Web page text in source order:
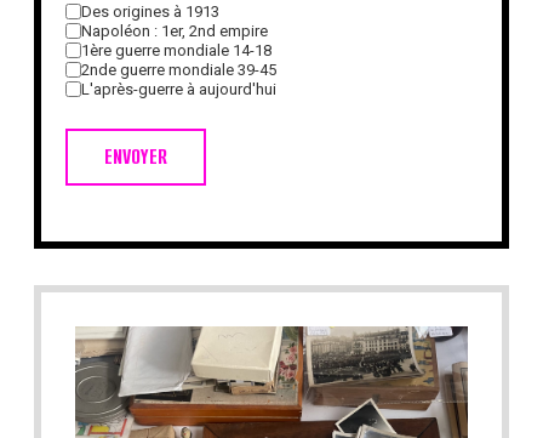
ENVOYER
Des origines à 1913
Napoléon : 1er, 2nd empire
1ère guerre mondiale 14-18
2nde guerre mondiale 39-45
L'après-guerre à aujourd'hui